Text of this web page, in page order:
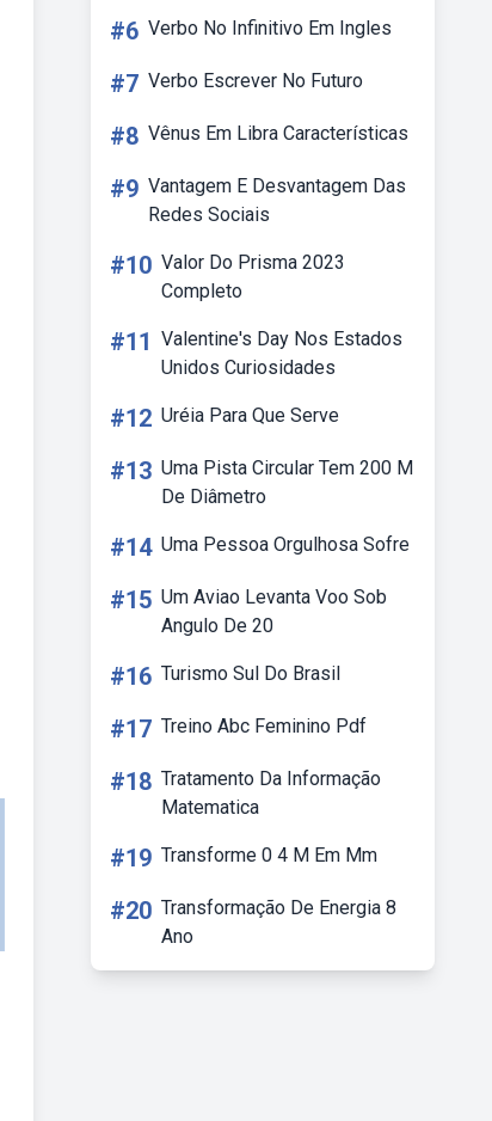
#6 Verbo No Infinitivo Em Ingles
#7 Verbo Escrever No Futuro
#8 Vênus Em Libra Características
#9 Vantagem E Desvantagem Das
Redes Sociais
#10 Valor Do Prisma 2023
Completo
#11 Valentine's Day Nos Estados
Unidos Curiosidades
#12 Uréia Para Que Serve
#13 Uma Pista Circular Tem 200 M
De Diâmetro
#14 Uma Pessoa Orgulhosa Sofre
#15 Um Aviao Levanta Voo Sob
Angulo De 20
#16 Turismo Sul Do Brasil
#17 Treino Abc Feminino Pdf
#18 Tratamento Da Informação
Matematica
#19 Transforme 0 4 M Em Mm
#20 Transformação De Energia 8
Ano